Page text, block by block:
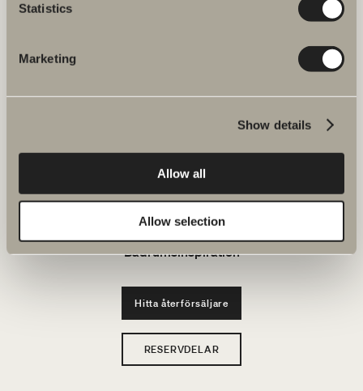
Statistics
Marketing
Show details
Allow all
Allow selection
Produkter
Ritverktyg
Hållbarhet
Badrumsinspiration
Hitta återförsäljare
RESERVDELAR